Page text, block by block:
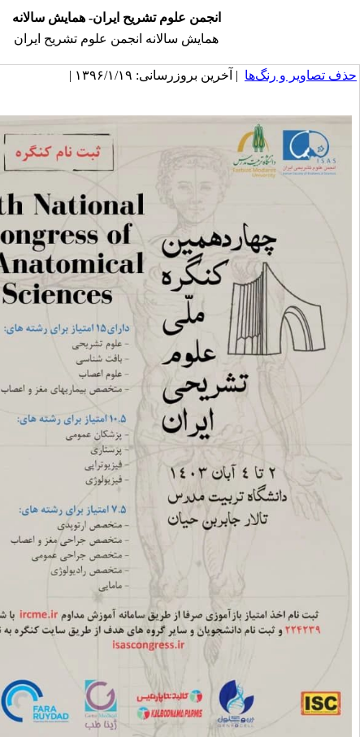
انجمن علوم تشریح ایران- همایش سالانه
همایش سالانه انجمن علوم تشریح ایران
بروزرسانی: ۱۳۹۶/۱/۱۹ |